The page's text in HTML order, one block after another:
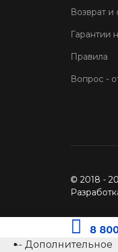
Возврат и
Гарантии
Правила
Вопрос -
© 2018 -
8
-- Дополнительное